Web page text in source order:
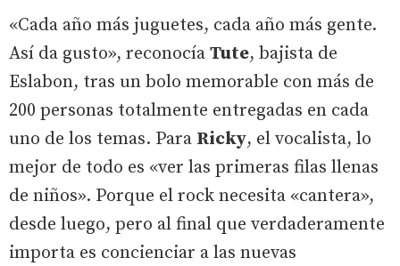
«Cada año más juguetes, cada año más gente.
Así da gusto», reconocía Tute, bajista de
Eslabon, tras un bolo memorable con más de
200 personas totalmente entregadas en cada
uno de los temas. Para Ricky, el vocalista, lo
mejor de todo es «ver las primeras filas llenas
de niños». Porque el rock necesita «cantera»,
desde luego, pero al final que verdaderamente
importa es concienciar a las nuevas